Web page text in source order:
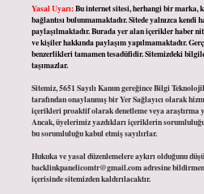
Yasal Uyarı:Bu internet sitesi, herhangi bir marka,
bağlantısı bulunmamaktadır. Sitede yalnızca kendi
paylaşılmaktadır. Burada yer alan içerikler haber
ve kişiler hakkında paylaşım yapılmamaktadır.
benzerlikleri tamamen tesadüfidir. Sitemizdeki
taşımazlar.
Sitemiz, 5651 Sayılı Kanun gereğince Bilgi
tarafından onaylanmış bir Yer Sağlayıcı olarak
içerikleri proaktif olarak denetleme veya araştırma
Ancak, üyelerimiz yazdıkları içeriklerin
bu sorumluluğu kabul etmiş sayılırlar.
Hukuka ve yasal düzenlemelere aykırı olduğunu
backlinkpanelicomtr@gmail.comadresine
içerisinde sitemizden kaldırılacaktır.